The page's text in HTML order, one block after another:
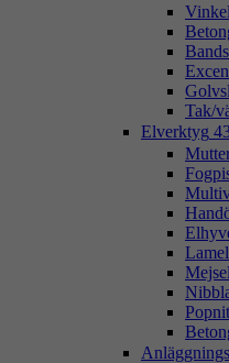
Tak/
Elverktyg